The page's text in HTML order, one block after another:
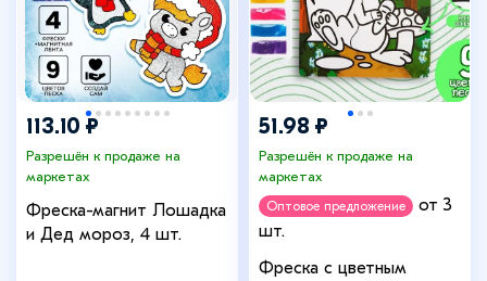
113.10 ₽
Разрешён к продаже на
маркетах
Фреска-магнит Лошадка
и Дед мороз, 4 шт.
51.98 ₽
Разрешён к продаже на
маркетах
Оптовое предложение
от 3
шт.
Фреска с цветным